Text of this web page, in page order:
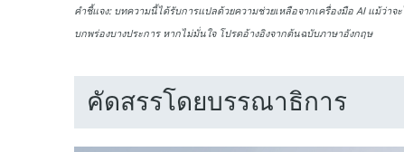
คำชี้แจง:บทความนี้ได้รับการแปลด้วยความช่วยเหลือจากเครื่องมือ AI แม้ว่า
บกพร่องบางประการ หากไม่มั่นใจ โปรดอ้างอิงจากต้นฉบับภาษาอังกฤษ
คัดสรรโดยบรรณาธิการ